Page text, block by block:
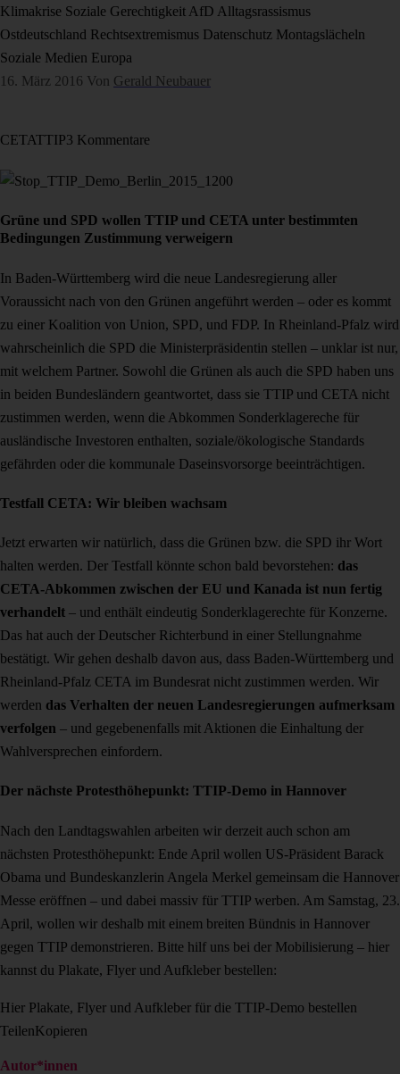
Klimakrise Soziale Gerechtigkeit AfD Alltagsrassismus
Ostdeutschland Rechtsextremismus Datenschutz Montagslächeln
Soziale Medien Europa
16. März 2016 Von Gerald Neubauer
CETATTIP3 Kommentare
Grüne und SPD wollen TTIP und CETA unter bestimmten
Bedingungen Zustimmung verweigern
In Baden-Württemberg wird die neue Landesregierung aller
Voraussicht nach von den Grünen angeführt werden – oder es kommt
zu einer Koalition von Union, SPD, und FDP. In Rheinland-Pfalz wird
wahrscheinlich die SPD die Ministerpräsidentin stellen – unklar ist nur,
mit welchem Partner. Sowohl die Grünen als auch die SPD haben uns
in beiden Bundesländern geantwortet, dass sie TTIP und CETA nicht
zustimmen werden, wenn die Abkommen Sonderklagereche für
ausländische Investoren enthalten, soziale/ökologische Standards
gefährden oder die kommunale Daseinsvorsorge beeinträchtigen.
Testfall CETA: Wir bleiben wachsam
Jetzt erwarten wir natürlich, dass die Grünen bzw. die SPD ihr Wort
halten werden. Der Testfall könnte schon bald bevorstehen: das
CETA-Abkommen zwischen der EU und Kanada ist nun fertig
verhandelt – und enthält eindeutig Sonderklagerechte für Konzerne.
Das hat auch der Deutscher Richterbund in einer Stellungnahme
bestätigt. Wir gehen deshalb davon aus, dass Baden-Württemberg und
Rheinland-Pfalz CETA im Bundesrat nicht zustimmen werden. Wir
werden das Verhalten der neuen Landesregierungen aufmerksam
verfolgen – und gegebenenfalls mit Aktionen die Einhaltung der
Wahlversprechen einfordern.
Der nächste Protesthöhepunkt: TTIP-Demo in Hannover
Nach den Landtagswahlen arbeiten wir derzeit auch schon am
nächsten Protesthöhepunkt: Ende April wollen US-Präsident Barack
Obama und Bundeskanzlerin Angela Merkel gemeinsam die Hannover
Messe eröffnen – und dabei massiv für TTIP werben. Am Samstag, 23.
April, wollen wir deshalb mit einem breiten Bündnis in Hannover
gegen TTIP demonstrieren. Bitte hilf uns bei der Mobilisierung – hier
kannst du Plakate, Flyer und Aufkleber bestellen:
Hier Plakate, Flyer und Aufkleber für die TTIP-Demo bestellen
TeilenKopieren
Autor*innen